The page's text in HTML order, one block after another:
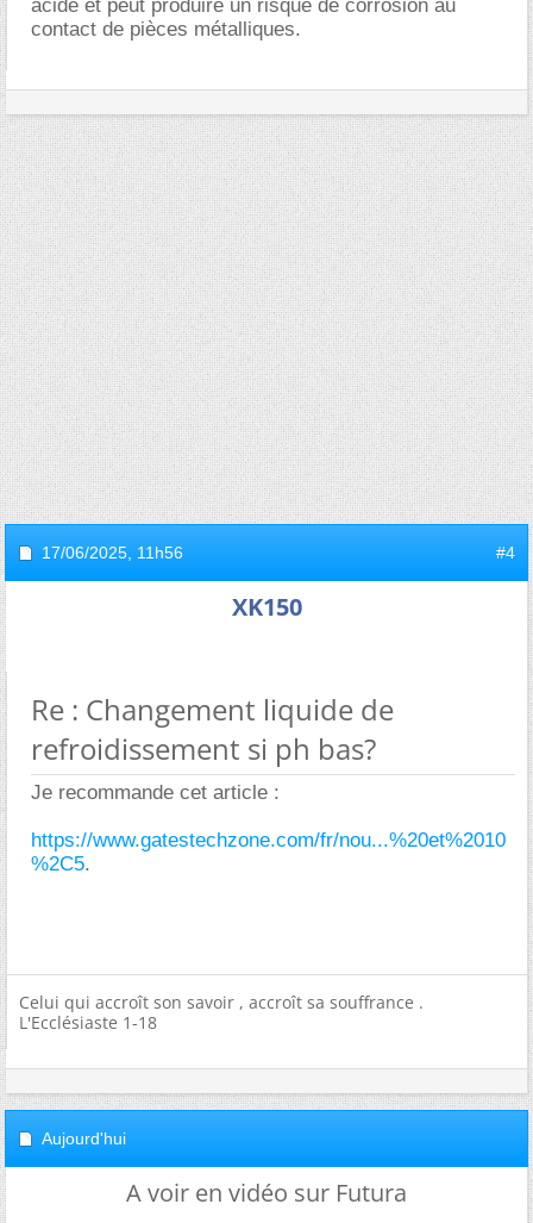
acide et peut produire un risque de corrosion au
contact de pièces métalliques.
17/06/2025, 11h56 #4
XK150
Re : Changement liquide de
refroidissement si ph bas?
Je recommande cet article :
https://www.gatestechzone.com/fr/nou...%20et%2010
%2C5.
Celui qui accroît son savoir , accroît sa souffrance .
L'Ecclésiaste 1-18
Aujourd'hui
A voir en vidéo sur Futura